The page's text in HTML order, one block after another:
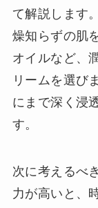
て解説します
燥知らずの肌
オイルなど、
リームを選び
にまで深く浸
す。
次に考えるべ
力が高いと、